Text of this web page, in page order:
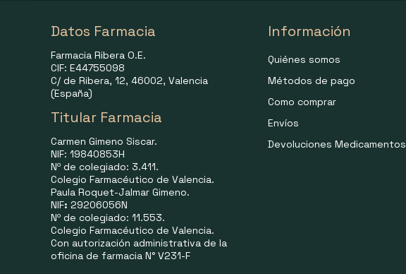
Datos Farmacia
Farmacia Ribera O.E.
CIF: E44755098
C/ de Ribera, 12, 46002, Valencia
(España)
Titular Farmacia
Carmen Gimeno Siscar.
NIF: 19840853H
Nº de colegiado: 3.411.
Colegio Farmacéutico de Valencia.
Paula Roquet-Jalmar Gimeno.
NIF: 29206056N
Nº de colegiado: 11.553.
Colegio Farmacéutico de Valencia.
Con autorización administrativa de la
oficina de farmacia N° V231-F
Información
Quiénes somos
Métodos de pago
Como comprar
Envíos
Devoluciones Medicamentos